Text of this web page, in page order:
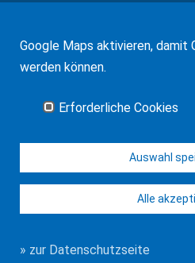
17.03.2026Andalusien:
Alle Neuigkeiten
© J-H. Frank, Fachanwalt Erbrecht
Google Maps aktivieren, damit
werden können.
Erforderliche Cookies
Auswahl
Alle
» zur Datenschutzseite